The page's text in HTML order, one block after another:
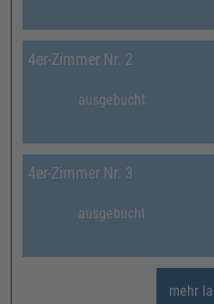
4er-Zimmer Nr. 2
ausgebucht
4er-Zimmer Nr. 3
ausgebucht
mehr